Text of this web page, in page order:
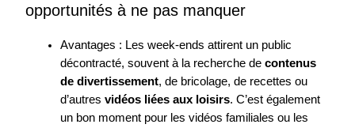
opportunités à ne pas manquer
Avantages : Les week-ends attirent un public
décontracté, souvent à la recherche decontenus
de divertissement, de bricolage, de recettes ou
d’autresvidéos liées aux loisirs. C’est également
un bon moment pour les vidéos familiales ou les